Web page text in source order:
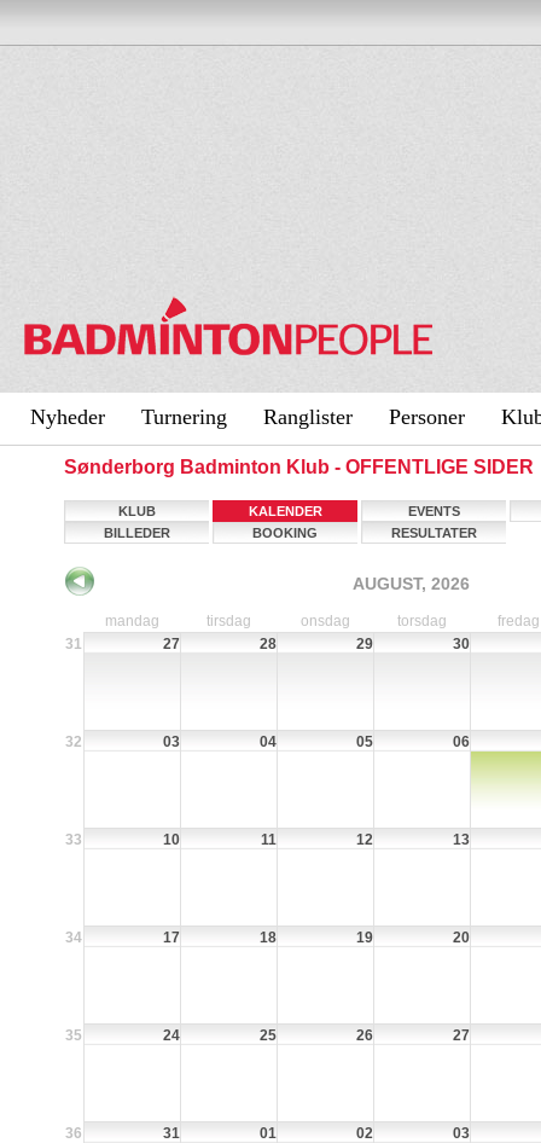
Nyheder Turnering Ranglister Personer
Sønderborg Badminton Klub - OFFENTLIGE SIDER
KLUB KALENDER
EVENTS
BILLEDER
BOOKING RESULTATER
AUGUST, 2026
mandag tirsdag onsdag torsdag
fredag
31
27 28 29 30
32 03 04 05 06
33 10 11 12 13
34 17 18 19 20
35 24 25 26 27
36 31 01 02 03